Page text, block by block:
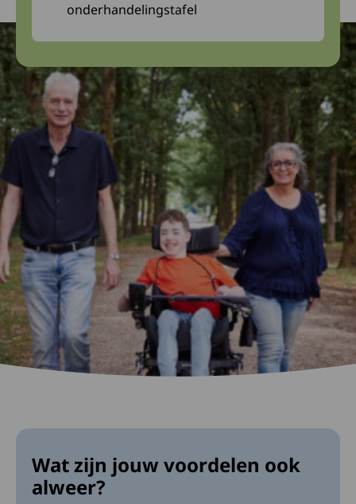
onderhandelingstafel
Wat zijn jouw voordelen ook
alweer?